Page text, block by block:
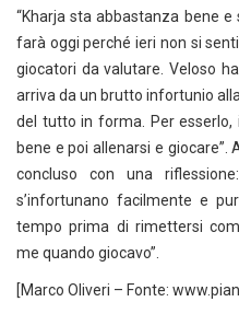
“Kharja sta abbastanza bene
farà oggi perché ieri non si
giocatori da valutare. Veloso
arriva da un brutto infortunio
del tutto in forma. Per
bene e poi allenarsi e giocare”.
concluso con una
s’infortunano facilmente e
tempo prima di rimettersi
me quando giocavo”.
[Marco Oliveri – Fonte: